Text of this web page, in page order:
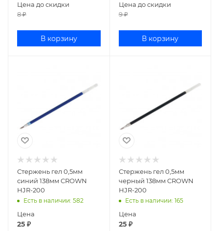
Цена до скидки
8₽
В корзину
Цена до скидки
9₽
В корзину
Стержень гел 0,5мм
синий 138мм CROWN
HJR-200
Есть в наличии: 582
Цена
25 ₽
Стержень гел 0,5мм
черный 138мм CROWN
HJR-200
Есть в наличии: 165
Цена
25₽